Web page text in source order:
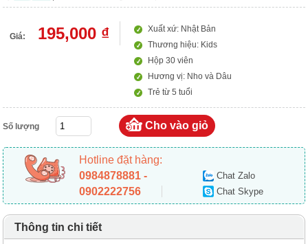
Giá: 195,000 ₫
Xuất xứ: Nhật Bản
Thương hiệu: Kids
Hộp 30 viên
Hương vị: Nho và Dâu
Trẻ từ 5 tuổi
Số lượng
Hotline đặt hàng:
0984878881 -
0902222756
Chat Zalo
Chat Skype
Thông tin chi tiết